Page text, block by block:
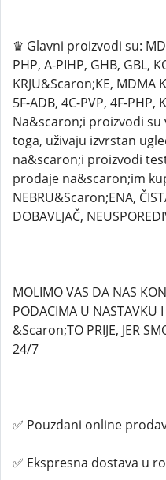
♛ Glavni proizvodi su:
PHP, A-PIHP, GHB, GBL,
KRJU&Scaron;KE, MDMA
5F-ADB, 4C-PVP, 4F-PHP,
Na&scaron;i proizvodi
toga, uživaju izvrstan
na&scaron;i proizvodi
prodaje na&scaron;im
NEBRU&Scaron;ENA,
DOBAVLJAČ,
MOLIMO VAS DA NAS
PODACIMA U NASTAVKU
&Scaron;TO PRIJE, JER
24/7
✅ Pouzdani online
✅ Ekspresna dostava u